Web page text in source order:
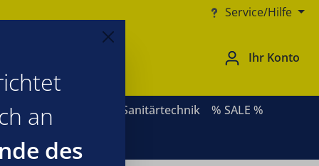
Service/Hilfe
Ihr Konto
Heizsysteme Sanitärtechnik % SALE %
an
des